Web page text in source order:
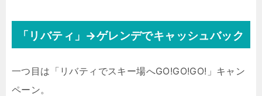
「リバティ」→ゲレンデでキャッシュバック
一つ目は「リバティでスキー場へGO!GO!GO!」キャン
ペーン。